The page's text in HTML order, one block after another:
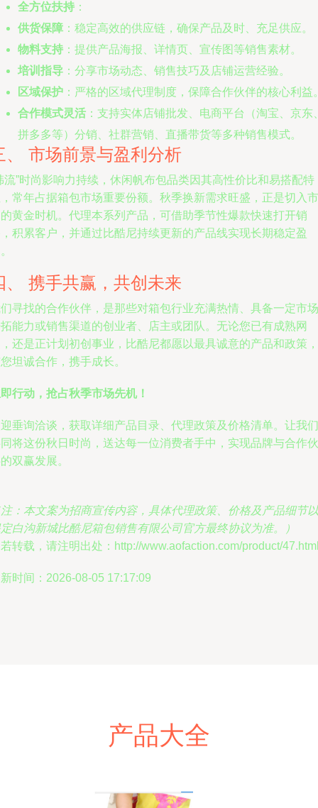
全方位扶持 ：
供货保障 ：稳定高效的供应链，确保产品及时、充足供应。
物料支持 ：提供产品海报、详情页、宣传图等销售素材。
培训指导 ：分享市场动态、销售技巧及店铺运营经验。
区域保护 ：严格的区域代理制度，保障合作伙伴的核心利益
合作模式灵活 ：支持实体店铺批发、电商平台（淘宝、京东
拼多多等）分销、社群营销、直播带货等多种销售模式。
、 市场前景与盈利分析
流”时尚影响力持续，休闲帆布包品类因其高性价比和易搭配特
常年占据箱包市场重要份额。秋季换新需求旺盛，正是切入市
黄金时机。代理本系列产品，可借助季节性爆款快速打开销
积累客户，并通过比酷尼持续更新的产品线实现长期稳定盈
、 携手共赢，共创未来
寻找的合作伙伴，是那些对箱包行业充满热情、具备一定市场
能力或销售渠道的创业者、店主或团队。无论您已有成熟网
还是正计划初创事业，比酷尼都愿以最具诚意的产品和政策，
坦诚合作，携手成长。
行动，抢占秋季市场先机！
垂询洽谈，获取详细产品目录、代理政策及价格清单。让我们
将这份秋日时尚，送达每一位消费者手中，实现品牌与合作伙
双赢发展。
：本文案为招商宣传内容，具体代理政策、价格及产品细节以
白沟新城比酷尼箱包销售有限公司官方最终协议为准。）
转载，请注明出处：http://www.aofaction.com/product/
时间：2026-08-05 17:17:09
产品大全